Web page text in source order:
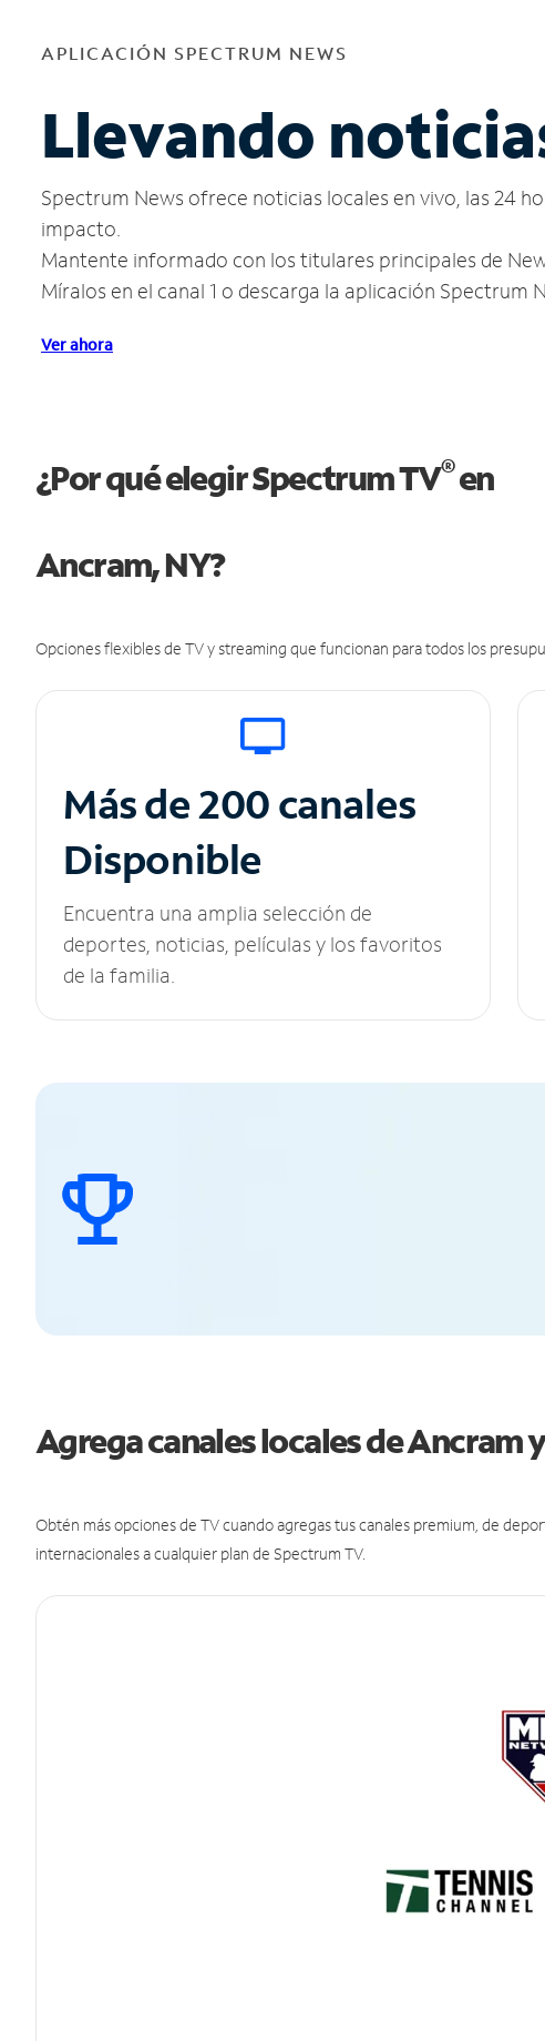
APLICACIÓN SPECTRUM NEWS
Llevando
Spectrum News ofrece noticias locales en vivo, las 24
impacto.
Mantente informado con los titulares principales de
Míralos en el canal 1 o descarga la aplicación Spectrum
Ver ahora
¿Por qué elegir Spectrum TV®en
Ancram, NY?
Opciones flexibles de TV y streaming que funcionan para todos los
Más de 200 canales
Disponible
Encuentra una amplia selección de
deportes, noticias, películas y los favoritos
de la familia.
Agrega canales locales de Ancram
Obtén más opciones de TV cuando agregas tus canales premium, de
internacionales a cualquier plan de Spectrum TV.